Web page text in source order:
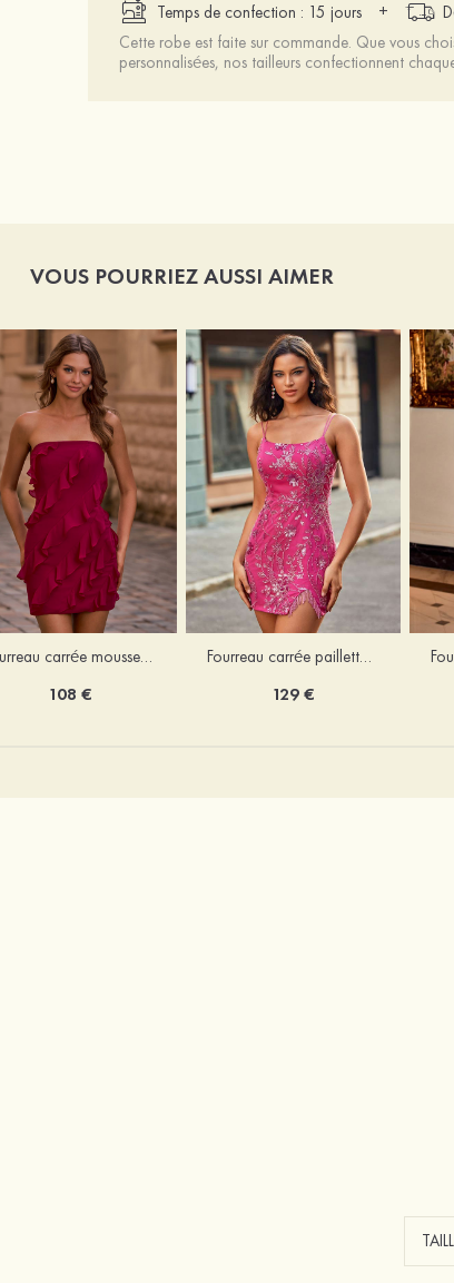
Temps de confection : 15 jours
+
Cette robe est faite sur commande. Que vous
personnalisées, nos tailleurs confectionnent
VOUS POURRIEZ AUSSI AIMER
Fourreau carrée mousseline courte/mini robe de fête de la rentré avec volants
108 €
Fourreau carrée paillettes courte/mini robe de fête de la rentrée
129 €